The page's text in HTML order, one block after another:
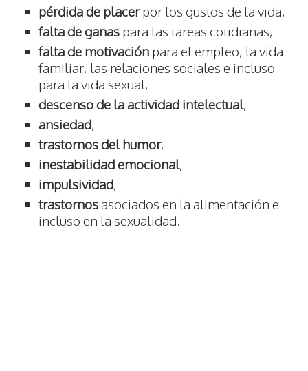
pérdida de placerpor los gustos de la vida,
falta de ganas para las tareas cotidianas,
falta de motivación para el empleo, la vida
familiar, las relaciones sociales e incluso
para la vida sexual,
descenso de la actividad intelectual,
ansiedad,
trastornos del humor,
inestabilidad emocional,
impulsividad,
trastornosasociados en la alimentación e
incluso en la sexualidad.